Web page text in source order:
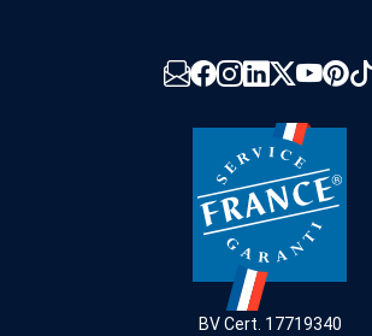
BV Cert. 17719340